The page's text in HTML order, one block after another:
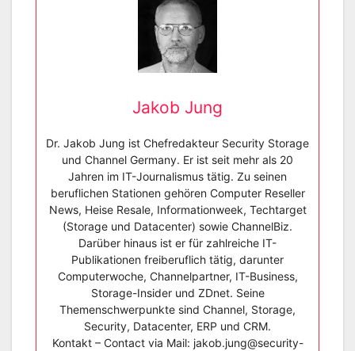
Jakob Jung
Dr. Jakob Jung ist Chefredakteur Security Storage
und Channel Germany. Er ist seit mehr als 20
Jahren im IT-Journalismus tätig. Zu seinen
beruflichen Stationen gehören Computer Reseller
News, Heise Resale, Informationweek, Techtarget
(Storage und Datacenter) sowie ChannelBiz.
Darüber hinaus ist er für zahlreiche IT-
Publikationen freiberuflich tätig, darunter
Computerwoche, Channelpartner, IT-Business,
Storage-Insider und ZDnet. Seine
Themenschwerpunkte sind Channel, Storage,
Security, Datacenter, ERP und CRM.
Kontakt – Contact via Mail: jakob.jung@security-